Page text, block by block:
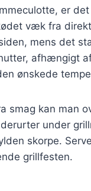
er
væk fra
mens det
afhængigt
ønskede
smag kan man
under
skorpe.
grillfesten.